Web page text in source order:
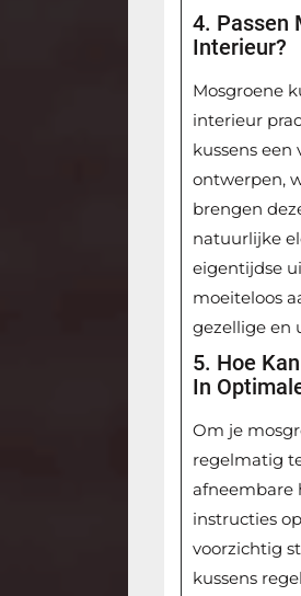
4. Passen
Interieur?
Mosgroene
interieur
kussens
ontwerpen,
brengen
natuurlijke
eigentijdse
moeiteloos
gezellige en
5. Hoe
In
Om je
regelmatig
afneembare
instructies
voorzichtig
kussens